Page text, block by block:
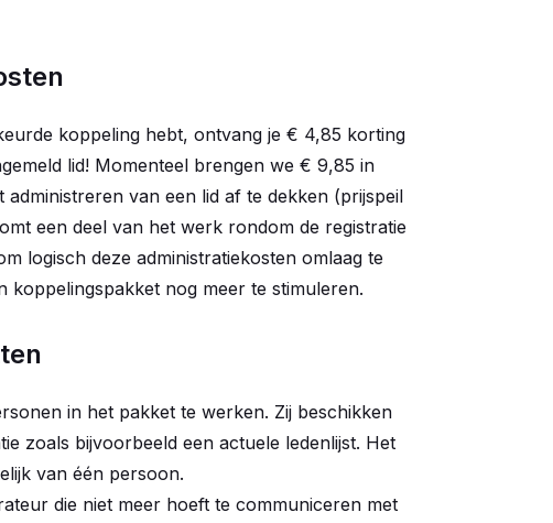
koppeling hebt, ontvang je € 4,85 korting
lid! Momenteel brengen we € 9,85 in
van een lid af te dekken (prijspeil
een deel van het werk rondom de registratie
logisch deze administratiekosten omlaag te
nog meer te stimuleren.
in het pakket te werken. Zij beschikken
zoals bijvoorbeeld een actuele ledenlijst. Het
van één persoon.
die niet meer hoeft te communiceren met